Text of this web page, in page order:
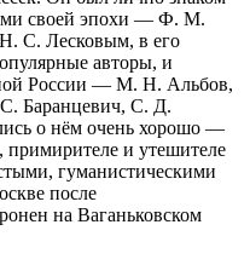
своей эпохи — Ф. М.
С. Лесковым, в его
авторы, и
России — М. Н. Альбов,
Баранцевич, С. Д.
о нём очень хорошо —
примирителе и утешителе
гуманистическими
после
на Ваганьковском